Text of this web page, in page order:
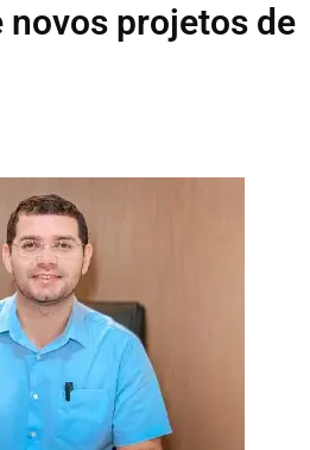
novos projetos de